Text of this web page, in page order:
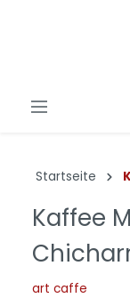
Startseite
Kaffee
art caffe